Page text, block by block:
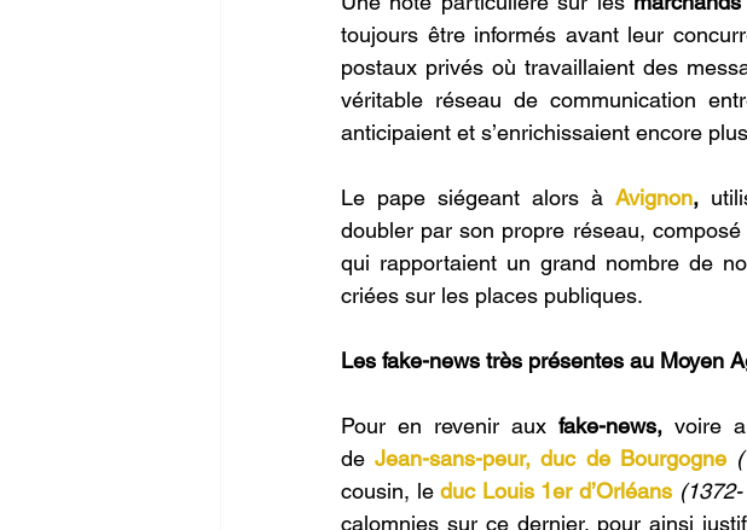
toujours être informés avant leur
postaux privés où travaillaient des
véritable réseau de communication
anticipaient et s’enrichissaient encore
Le pape siégeant alors à Avignon,
doubler par son propre réseau,
qui rapportaient un grand nombre de
criées sur les places publiques.
Les fake-news très présentes au Moyen
Pour en revenir aux fake-news, voire
de Jean-sans-peur, duc de Bourgogne
cousin, le duc Louis 1er d’Orléans
calomnies sur ce dernier, pour ainsi